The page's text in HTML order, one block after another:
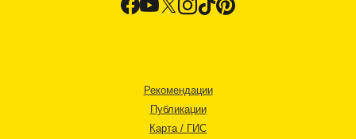
Рекомендации
Публикации
Карта / ГИС